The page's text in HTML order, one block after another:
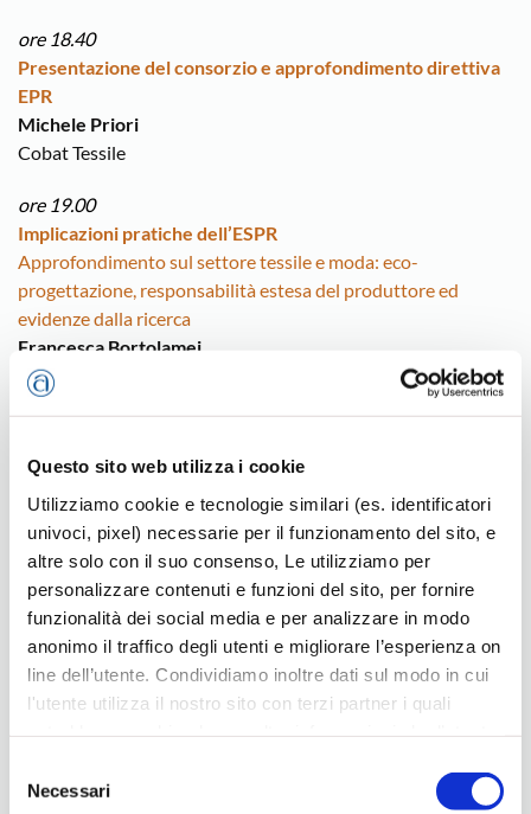
Questo sito web utilizza i cookie
Utilizziamo cookie e tecnologie similari (es. identificatori
univoci, pixel) necessarie per il funzionamento del sito, e
altre solo con il suo consenso, Le utilizziamo per
personalizzare contenuti e funzioni del sito, per fornire
funzionalità dei social media e per analizzare in modo
anonimo il traffico degli utenti e migliorare l’esperienza on
line dell’utente. Condividiamo inoltre dati sul modo in cui
l'utente utilizza il nostro sito con terzi partner i quali
loro servizi, per finalità pubblicitarie creando elenchi di
delNecessari
ore 18.40
Presentazione del consorzio e approfondimento direttiva
EPR
Michele Priori
Cobat Tessile
ore 19.00
Implicazioni pratiche dell’ESPR
Approfondimento sul settore tessile e moda: eco-
progettazione, responsabilità estesa del produttore ed
evidenze dalla ricerca
Francesca Bortolamei
Università degli Studi di Padova
Soluzioni digitali per la gestione de DPP
Enrico Zanetti
Offsquare srl
INCONTRO GRATUITO CON ISCRIZIONE
Sarà possibile seguire l’evento anche online.
Dopo l’adesione, verrà inviato il link per il collegamento.
CLICCA QUI E RISERVA IL TUO POSTO